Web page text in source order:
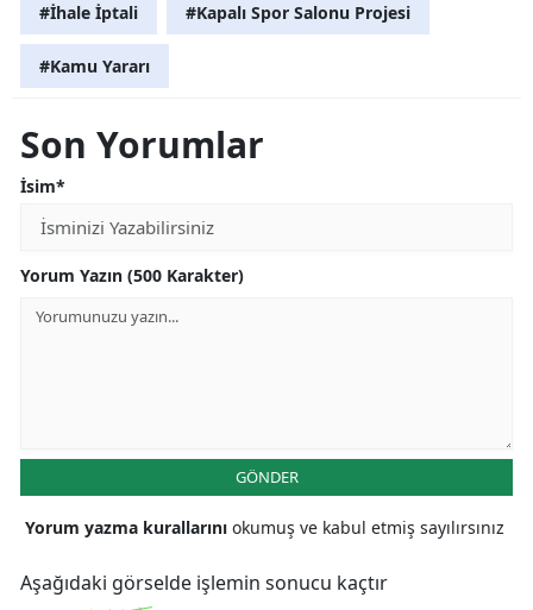
#İhale İptali #Kapalı Spor Salonu Projesi
#Kamu Yararı
Son Yorumlar
İsim*
Yorum Yazın (500 Karakter)
GÖNDER
Yorum yazma kurallarını okumuş ve kabul etmiş sayılırsınız
Aşağıdaki görselde işlemin sonucu kaçtır